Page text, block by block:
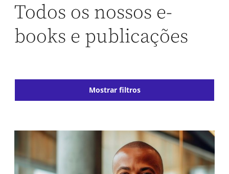
Todos os nossos e-
books e publicações
Mostrar filtros